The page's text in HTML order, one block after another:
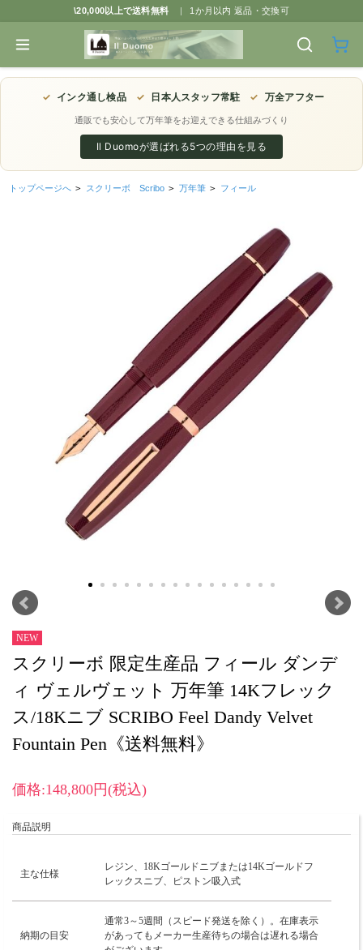
\20,000以上で送料無料 | 1か月以内 返品・交換可
✓ インク通し検品 ✓ 日本人スタッフ常駐 ✓ 万全アフター
通販でも安心して万年筆をお迎えできる仕組みづくり
Il Duomoが選ばれる5つの理由を見る
トップページへ > スクリーボ Scribo > 万年筆 > フィール
NEW
スクリーボ 限定生産品 フィール ダンデ
ィ ヴェルヴェット 万年筆 14Kフレック
ス/18Kニブ SCRIBO Feel Dandy Velvet
Fountain Pen《送料無料》
価格:148,800円(税込)
商品説明
主な仕様
レジン、18Kゴールドニブまたは14Kゴールドフ
レックスニブ、ピストン吸入式
納期の目安
通常3～5週間（スピード発送を除く）。在庫表示
があってもメーカー生産待ちの場合は遅れる場合